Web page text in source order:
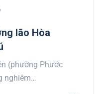
lão Hòa
(phường Phước
nghiêm…